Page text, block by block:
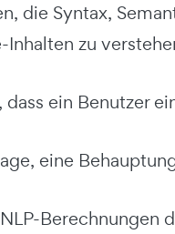
die Syntax,
zu
ein Benutzer
eine
Berechnungen